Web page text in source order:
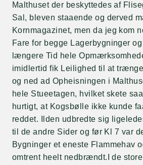
Malthuset der beskyttedes af
Sal, bleven staaende og derved
Kornmagazinet, men da jeg kom
Fare for begge Lagerbygninger
længere Tid hele
imidlertid fik Leilighed til at
og ned ad Opheisningen i
hele Stueetagen, hvilket skete
hurtigt, at Kogsbølle ikke kunde
reddet. Ilden udbredte sig
til de andre Sider og før Kl 7 var
Bygninger et eneste Flammehav
omtrent heelt nedbrændt.I de